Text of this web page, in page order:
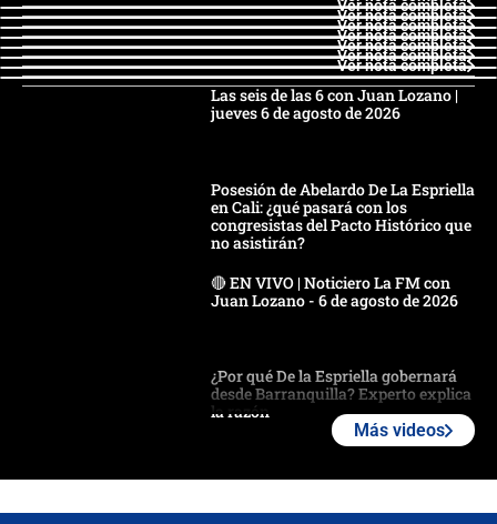
Ver nota completa
Ver nota completa
Ver nota completa
Ver nota completa
Ver nota completa
Ver nota completa
Ver nota completa
Las seis de las 6 con Juan Lozano |
jueves 6 de agosto de 2026
Posesión de Abelardo De La Espriella
en Cali: ¿qué pasará con los
congresistas del Pacto Histórico que
no asistirán?
🔴 EN VIVO | Noticiero La FM con
Juan Lozano - 6 de agosto de 2026
¿Por qué De la Espriella gobernará
desde Barranquilla? Experto explica
la razón
Más videos